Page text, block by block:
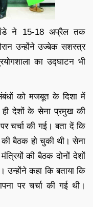
ने 15-18 अप्रैल तक
उन्होंने उज्बेक सशस्त्र
का उद्घाटन भी
को मजबूत के दिशा में
ही देशों के सेना प्रमुख की
चर्चा की गई। बता दें कि
की बैठक हो चुकी थी। सेना
की बैठक दोनों देशों
उन्होंने कहा कि बताया कि
पर चर्चा की गई थी।